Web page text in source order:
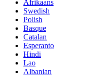
Afrikaans
Swedish
Polish
Basque
Catalan
Esperanto
Hindi
Lao
Albanian